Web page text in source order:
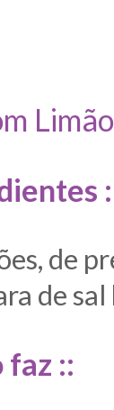
de
de
faz ::